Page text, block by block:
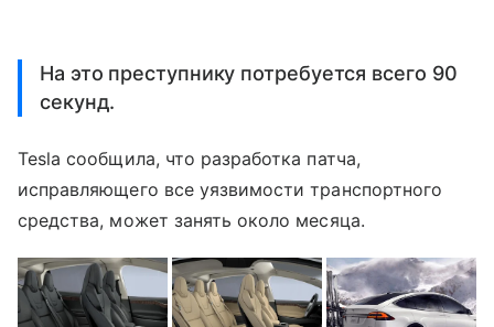
На это преступнику потребуется всего 90
секунд.
Tesla сообщила, что разработка патча,
исправляющего все уязвимости транспортного
средства, может занять около месяца.